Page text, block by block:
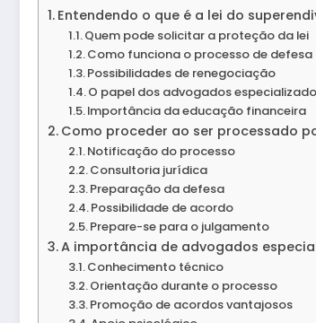
Entendendo o que é a lei do
Quem pode solicitar a proteção da lei
Como funciona o processo de defesa
Possibilidades de renegociação
O papel dos advogados
Importância da educação financeira
Como proceder ao ser processado
Notificação do processo
Consultoria jurídica
Preparação da defesa
Possibilidade de acordo
Prepare-se para o julgamento
A importância de advogados
Conhecimento técnico
Orientação durante o processo
Promoção de acordos vantajosos